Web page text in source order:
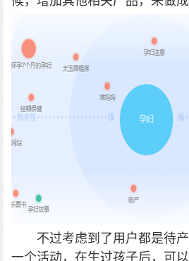
不过考虑到了用户都是待
一个活动，在生过孩子后，可